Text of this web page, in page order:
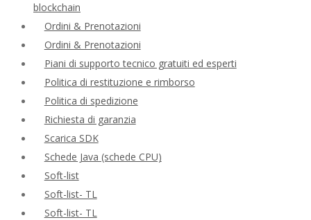
blockchain
Ordini & Prenotazioni
Ordini & Prenotazioni
Piani di supporto tecnico gratuiti ed esperti
Politica di restituzione e rimborso
Politica di spedizione
Richiesta di garanzia
Scarica SDK
Schede Java (schede CPU)
Soft-list
Soft-list- TL
Soft-list- TL